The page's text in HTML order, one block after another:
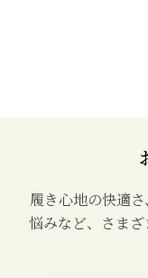
履き心地の快適
悩みなど、さま